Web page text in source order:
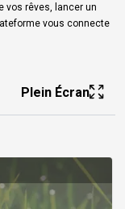
vos rêves, lancer un
vous connecte
Plein Écran